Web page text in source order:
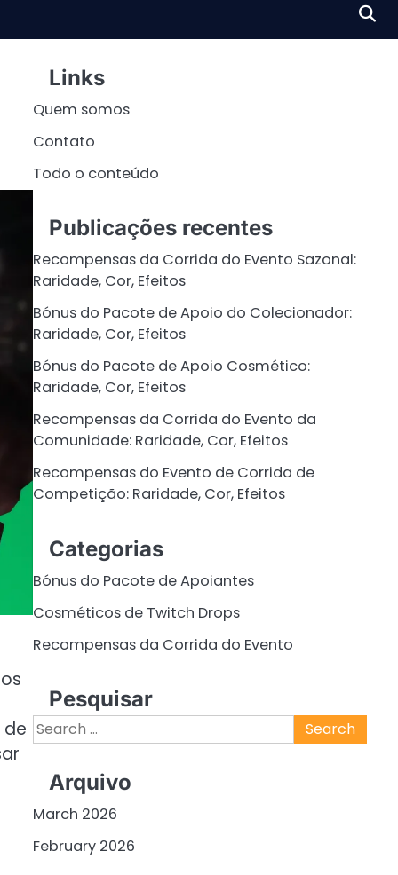
Links
Quem somos
Contato
Todo o conteúdo
Publicações recentes
Recompensas da Corrida do Evento Sazonal:
Raridade, Cor, Efeitos
Bónus do Pacote de Apoio do Colecionador:
Raridade, Cor, Efeitos
Bónus do Pacote de Apoio Cosmético:
Raridade, Cor, Efeitos
Recompensas da Corrida do Evento da
Comunidade: Raridade, Cor, Efeitos
Recompensas do Evento de Corrida de
Competição: Raridade, Cor, Efeitos
Categorias
Bónus do Pacote de Apoiantes
Cosméticos de Twitch Drops
Recompensas da Corrida do Evento
Pesquisar
Search
for:
Arquivo
March 2026
February 2026